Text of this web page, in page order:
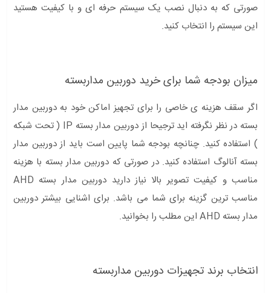
صورتی که به دنبال نصب یک سیستم حرفه ای و با کیفیت هستید
این سیستم را انتخاب کنید.
میزان بودجه شما برای خرید دوربین مداربسته
اگر سقف هزینه ی خاصی را برای تجهیز اماکن خود به دوربین مدار
بسته در نظر نگرفته اید ترجیحا از دوربین مدار بسته IP ( تحت شبکه
) استفاده کنید. چنانچه بودجه شما پایین است باید از دوربین مدار
بسته آنالوگ استفاده کنید. در صورتی که دوربین مدار بسته با هزینه
مناسب و کیفیت تصویر بالا نیاز دارید دوربین مدار بسته AHD
مناسب ترین گزینه برای شما می باشد. برای اشنایی بیشتر دوربین
مدار بسته AHD این مطلب را بخوانید.
انتخاب برند تجهیزات دوربین مداربسته